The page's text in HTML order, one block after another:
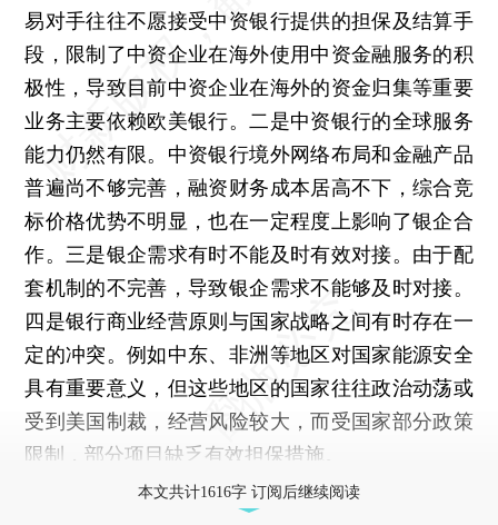
易对手往往不愿接受中资银行提供的担保及结算手
段，限制了中资企业在海外使用中资金融服务的积
极性，导致目前中资企业在海外的资金归集等重要
业务主要依赖欧美银行。二是中资银行的全球服务
能力仍然有限。中资银行境外网络布局和金融产品
普遍尚不够完善，融资财务成本居高不下，综合竞
标价格优势不明显，也在一定程度上影响了银企合
作。三是银企需求有时不能及时有效对接。由于配
套机制的不完善，导致银企需求不能够及时对接。
四是银行商业经营原则与国家战略之间有时存在一
定的冲突。例如中东、非洲等地区对国家能源安全
具有重要意义，但这些地区的国家往往政治动荡或
受到美国制裁，经营风险较大，而受国家部分政策
限制，部分项目缺乏有效担保措施。
本文共计1616字 订阅后继续阅读